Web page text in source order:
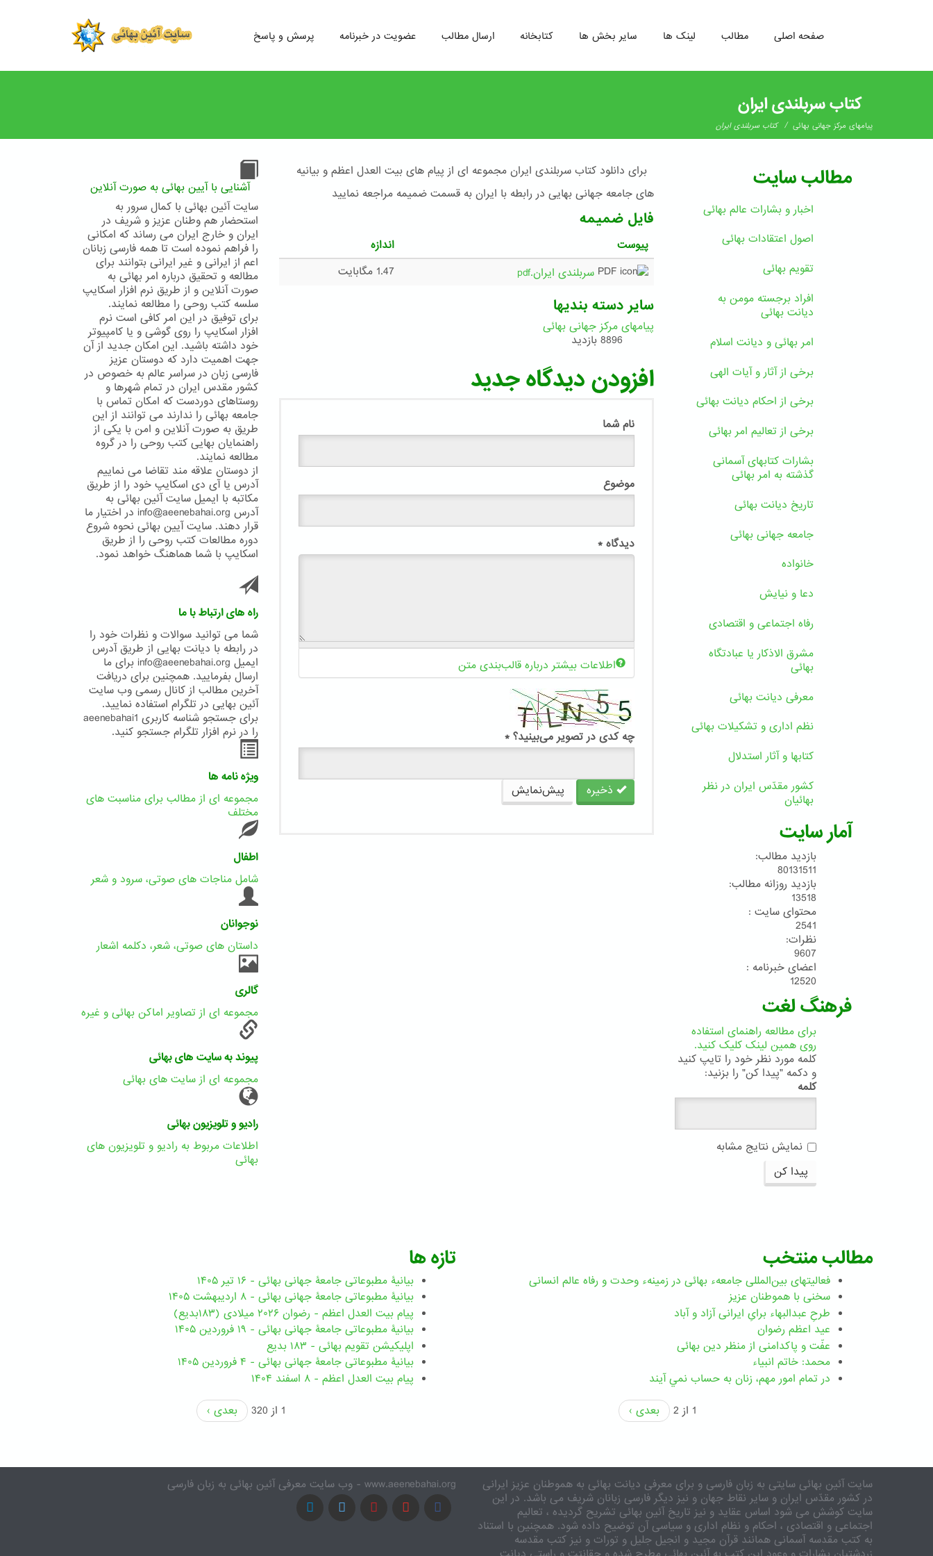
رفتن
پرسش و پاسخ عضویت در خبرنامه ارسال مطالب کتابخانه سایر بخش ها لینک ها مطالب صفحه اصلی
کتاب سربلندی ایران
پیامهای مرکز جهانی بهائی / کتاب سربلندی ایران
برای دانلود کتاب سربلندی ایران مجموعه ای از پیام های بیت العدل اعظم و بیانیه
های جامعه جهانی بهایی در رابطه با ایران به قسمت ضمیمه مراجعه نمایید
فایل ضمیمه
پیوست
اندازه
سربلندی ایران.pdf
1.47 مگابایت
سایر دسته بندیها
پیامهای مرکز جهانی بهائی
8896 بازدید
افزودن دیدگاه جدید
نام شما
موضوع
دیدگاه *
اطلاعات بیشتر درباره قالب‌بندی متن
چه کدی در تصویر می‌بینید؟ *
ذخیره پیش‌نمایش
آشنایی با آیین بهائی به صورت آنلاین
سایت آئین بهائی با کمال سرور به
استحضار هم وطنان عزیز و شریف در
ایران و خارج ایران می رساند که امکانی
را فراهم نموده است تا همه فارسی زبانان
اعم از ایرانی و غیر ایرانی بتوانند برای
مطالعه و تحقیق درباره امر بهائی به
صورت آنلاین و از طریق نرم افزار اسکایپ
سلسه کتب روحی را مطالعه نمایند.
برای توفیق در این امر کافی است نرم
افزار اسکایپ را روی گوشی و یا کامپیوتر
خود داشته باشید. این امکان جدید از آن
جهت اهمیت دارد که دوستان عزیز
فارسی زبان در سراسر عالم به خصوص در
کشور مقدس ایران در تمام شهرها و
روستاهای دوردست که امکان تماس با
جامعه بهائی را ندارند می توانند از این
طریق به صورت آنلاین و امن با یکی از
راهنمایان بهایی کتب روحی را در گروه
مطالعه نمایند.
از دوستان علاقه مند تقاضا می نماییم
آدرس یا آی دی اسکایپ خود را از طریق
مکاتبه با ایمیل سایت آئین بهائی به
آدرس info@aeenebahai.org در اختیار ما
قرار دهند. سایت آیین بهائی نحوه شروع
دوره مطالعات کتب روحی را از طریق
اسکایپ با شما هماهنگ خواهد نمود.
راه های ارتباط با ما
شما می توانید سوالات و نظرات خود را
در رابطه با دیانت بهایی از طریق آدرس
ایمیل info@aeenebahai.org برای ما
ارسال بفرمایید. همچنین برای دریافت
آخرین مطالب از کانال رسمی وب سایت
آئین بهایی در تلگرام استفاده نمایید.
برای جستجو شناسه کاربری aeenebahai1
را در نرم افزار تلگرام جستجو کنید.
ویژه نامه ها
مجموعه ای از مطالب برای مناسبت های
مختلف
اطفال
شامل مناجات های صوتی، سرود و شعر
نوجوانان
داستان های صوتی، شعر، دکلمه اشعار
گالری
مجموعه ای از تصاویر اماکن بهائی و غیره
پیوند به سایت های بهائی
مجموعه ای از سایت های بهائی
رادیو و تلویزیون بهائی
اطلاعات مربوط به رادیو و تلویزیون های
بهائی
مطالب سایت
اخبار و بشارات عالم بهائى
اصول اعتقادات بهائی
تقویم بهائی
افراد برجسته مومن به
دیانت بهائی
امر بهائی و دیانت اسلام
برخی از آثار و آیات الهی
برخی از احکام دیانت بهائی
برخی از تعالیم امر بهائی
بشارات کتابهای آسمانی
گذشته به امر بهائی
تاریخ دیانت بهائی
جامعه جهانی بهائی
خانواده
دعا و نیایش
رفاه اجتماعی و اقتصادی
مشرق الاذکار یا عبادتگاه
بهائی
معرفی دیانت بهائی
نظم اداری و تشکیلات بهائی
کتابها و آثار استدلال
کشور مقدّس ایران در نظر
بهائیان
آمار سایت
بازدید مطالب:
80131511
بازدید روزانه مطالب:
13518
محتوای سایت :
2541
نظرات:
9607
اعضای خبرنامه :
12520
فرهنگ لغت
برای مطالعه راهنمای استفاده
روی همین لینک کلیک کنید.
کلمه مورد نظر خود را تایپ کنید
و دکمه "پیدا کن" را بزنید:
کلمه
نمایش نتایج مشابه
پیدا کن
تازه ها
بیانیۀ مطبوعاتی جامعۀ جهانی بهائی - ۱۶ تیر ۱۴۰۵
بیانیۀ مطبوعاتی جامعۀ جهانی بهائی - ۸ اردیبهشت ۱۴۰۵
پیام بیت العدل اعظم - رضوان ۲۰۲۶ میلادی (۱۸۳بدیع)
بیانیۀ مطبوعاتی جامعۀ جهانی بهائی - ۱۹ فروردین ۱۴۰۵
اپلیکیشن تقویم بهائی - ۱۸۳ بدیع
بیانیۀ مطبوعاتی جامعۀ جهانی بهائی - ۴ فروردین ۱۴۰۵
پیام بیت العدل اعظم - ۸ اسفند ۱۴۰۴
1 از 320
بعدی ›
مطالب منتخب
فعالیتهای بین‌المللی جامعهء بهائی در زمینهء وحدت و رفاه عالم انسانی
سخنی با هموطنان عزیز
طرحِ عبدالبهاء برایِ ایرانی آزاد و آباد
عید اعظم رضوان
عفّت و پاکدامنی از منظر دین بهائی
محمد: خاتم انبیاء
در تمام امور مهم،‌ زنان به حساب نمي آيند
1 از 2
بعدی ›
www.aeenebahai.org - وب سایت معرفی آئین بهائی به زبان فارسی
سایت آئین بهائی سایتی به زبان فارسی و برای معرفی دیانت بهائی به هموطنان عزیز ایرانی
در کشور مقدّس ایران و سایر نقاط جهان و نیز دیگر فارسی زبانان شریف می باشد. در این
سایت کوشش می شود اساس عقاید و نیز تاریخ آئین بهائی تشریح گردیده ، تعالیم
اجتماعی و اقتصادی ، احکام و نظام اداری و سیاسی آن توضیح داده شود. همچنین با استناد
به کتب مقدسه آسمانی همانند قرآن مجید و انجیل جلیل و تورات و نیز کتب مقدسه